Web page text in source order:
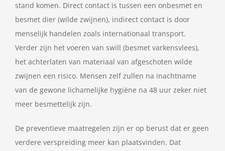
stand komen. Direct contact is tussen een onbesmet en
besmet dier (wilde zwijnen), indirect contact is door
menselijk handelen zoals internationaal transport.
Verder zijn het voeren van swill (besmet varkensvlees),
het achterlaten van materiaal van afgeschoten wilde
zwijnen een risico. Mensen zelf zullen na inachtname
van de gewone lichamelijke hygiëne na 48 uur zeker niet
meer besmettelijk zijn.
De preventieve maatregelen zijn er op berust dat er geen
verdere verspreiding meer kan plaatsvinden. Dat